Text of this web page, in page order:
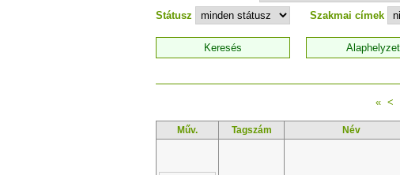
Státusz
Szakmai címek
« <
Műv. Tagszám Név